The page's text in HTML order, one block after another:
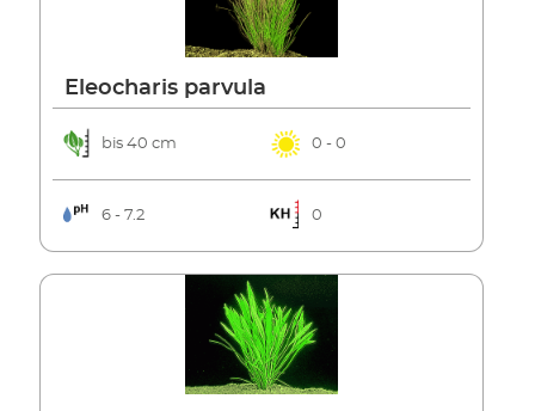
Eleocharis parvula
bis 40 cm 0 - 0
6 - 7.2 0